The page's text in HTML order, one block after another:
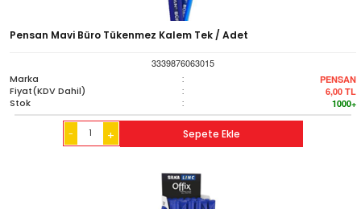
Pensan Mavi Büro Tükenmez Kalem Tek / Adet
3339876063015
Marka
: PENSAN
Fiyat(KDV Dahil) : 6,00 TL
Stok : 1000+
- + Sepete Ekle